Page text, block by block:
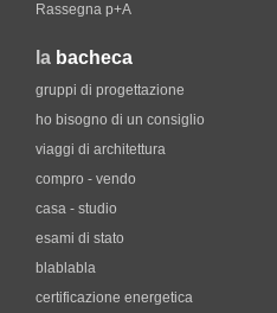
Rassegna p+A
la bacheca
gruppi di progettazione
ho bisogno di un consiglio
viaggi di architettura
compro - vendo
casa - studio
esami di stato
blablabla
certificazione energetica